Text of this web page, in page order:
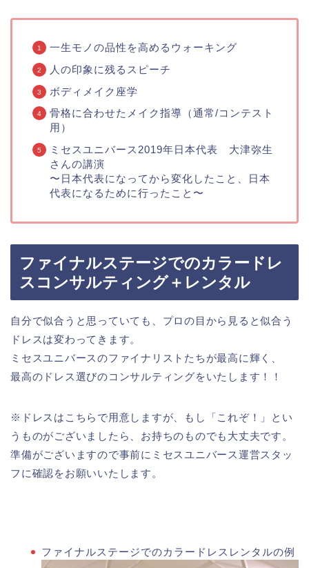
一生モノの品性を高めるウォーキング
人の印象に残るスピーチ
ボディメイク座学
骨格に合わせたメイク指導（通常/コンテスト
用）
ミセスユニバース2019年日本代表 大津弥生
さんの講演
〜日本代表になってから変化したこと、日本
代表になるために行ったこと〜
ファイナルステージでのカラードレ
スコンサルティング＋レンタル
自分で似合うと思っていても、プロの目から見ると似合う
ドレスは変わってきます。
ミセスユニバースのファイナリストたちが最高に輝く、
最高のドレス選びのコンサルティングをいたします！！
※ドレスはこちらで用意しますが、もし「これぞ！」とい
うものがございましたら、お持ちのものでも大丈夫です。
準備がございますので事前にミセスユニバース運営スタッ
フに確認をお願いいたします。
ファイナルステージでのカラードレスレンタルの例